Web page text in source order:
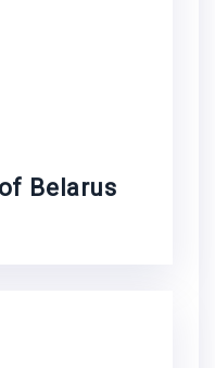
Belarus